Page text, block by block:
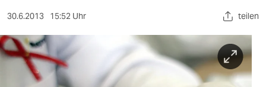
sport
berlin
nord
30.6.2013 15:52 Uhr teilen